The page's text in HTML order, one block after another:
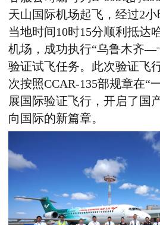
天山国际机场起飞，经过2
当地时间10时15分顺利抵达
机场 ， 成功执行“乌鲁木齐—
验证试飞任务。 此次验证飞
次按照CCAR-135部规章在“
展国际验证飞行，开启了国
向国际的新篇章。